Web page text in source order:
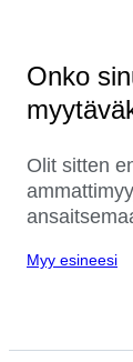
Onko
Olit sitten
Myy esineesi